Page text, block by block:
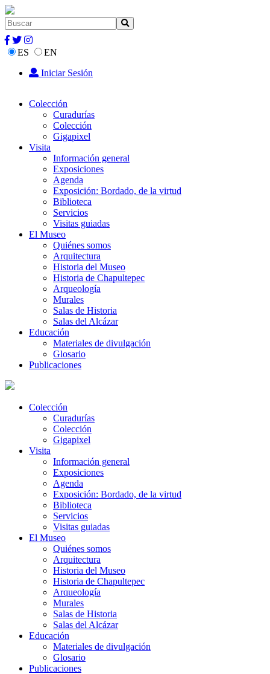
ES
EN
Iniciar Sesión
Colección
Curadurías
Colección
Gigapixel
Visita
Información general
Exposiciones
Agenda
Exposición: Bordado, de la virtud
Biblioteca
Servicios
Visitas guiadas
El Museo
Quiénes somos
Arquitectura
Historia del Museo
Historia de Chapultepec
Arqueología
Murales
Salas de Historia
Salas del Alcázar
Educación
Materiales de divulgación
Glosario
Publicaciones
Colección
Curadurías
Colección
Gigapixel
Visita
Información general
Exposiciones
Agenda
Exposición: Bordado, de la virtud
Biblioteca
Servicios
Visitas guiadas
El Museo
Quiénes somos
Arquitectura
Historia del Museo
Historia de Chapultepec
Arqueología
Murales
Salas de Historia
Salas del Alcázar
Educación
Materiales de divulgación
Glosario
Publicaciones